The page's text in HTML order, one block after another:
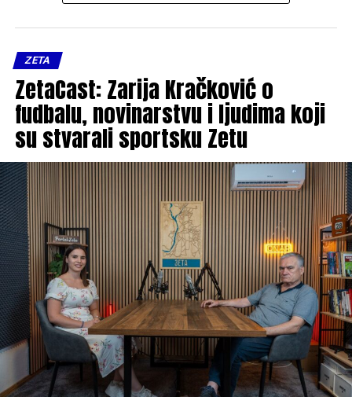
ZETA
ZetaCast: Zarija Kračković o
fudbalu, novinarstvu i ljudima koji
su stvarali sportsku Zetu